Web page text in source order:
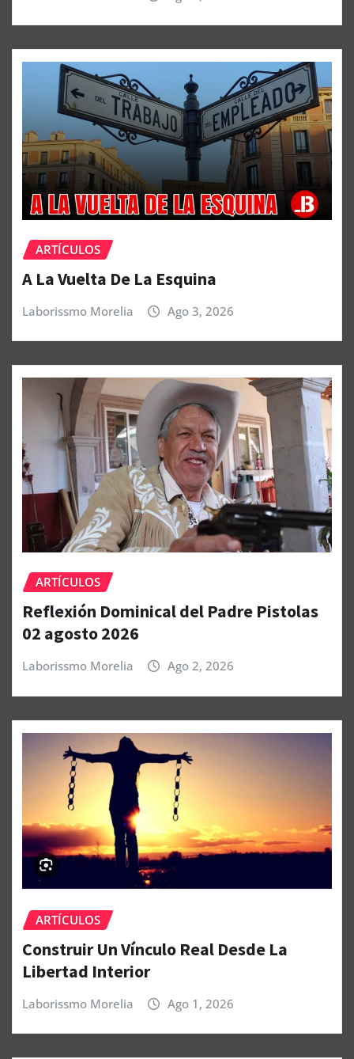
ARTÍCULOS
A La Vuelta De La Esquina
Laborissmo Morelia Ago 3, 2026
ARTÍCULOS
Reflexión Dominical del Padre Pistolas
02 agosto 2026
Laborissmo Morelia Ago 2, 2026
ARTÍCULOS
Construir Un Vínculo Real Desde La
Libertad Interior
Laborissmo Morelia Ago 1, 2026